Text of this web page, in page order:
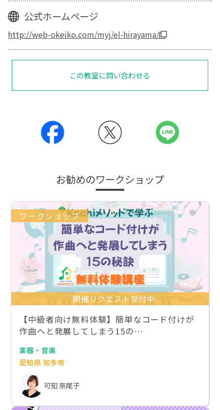
公式ホームページ
http://web-okeiko.com/myj/el-hirayama/
この教室に問い合わせる
お勧めのワークショップ
ワークショップ
開催リクエスト受付中
【中級者向け無料体験】簡単なコード付けが
作曲へと発展してしまう15の…
楽器・音楽
愛知県 知多市
可知 奈尾子